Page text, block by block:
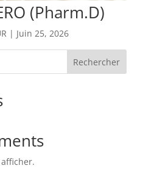
(Pharm.D)
| Juin 25, 2026
Rechercher